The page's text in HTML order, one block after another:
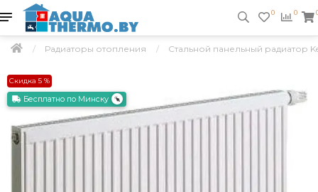
0 0
Радиаторы отопления Стальной панельный радиатор
Скидка 5 %
Бесплатно по Минску